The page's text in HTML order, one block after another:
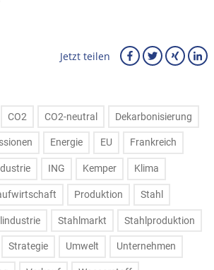
Jetzt teilen
CO2 CO2-neutral Dekarbonisierung
Energie EU Frankreich
ING Kemper Klima
Produktion Stahl
Stahlmarkt Stahlproduktion
Strategie Umwelt Unternehmen